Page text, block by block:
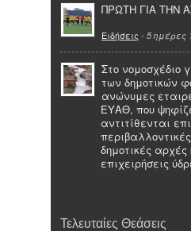
ΠΡΩΤΗ ΓΙΑ ΤΗΝ
Ειδήσεις - 5 ημέρες
Στο νομοσχέδιο
των δημοτικών
ανώνυμες
ΕΥΑΘ, που
αντιτίθενται
δημοτικές αρχές
επιχειρήσεις
Τελευταίες Θεάσεις